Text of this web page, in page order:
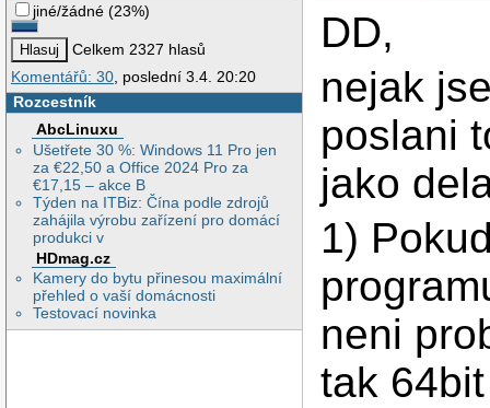
jiné/žádné (23%)
Celkem 2327 hlasů
Komentářů: 30, poslední 3.4. 20:20
Rozcestník
AbcLinuxu
Ušetřete 30 %: Windows 11 Pro jen
za €22,50 a Office 2024 Pro za
€17,15 – akce B
Týden na ITBiz: Čína podle zdrojů
zahájila výrobu zařízení pro domácí
produkci v
HDmag.cz
Kamery do bytu přinesou maximální
přehled o vaší domácnosti
Testovací novinka
DD,
nejak
poslani
jako
1)
neni
tak